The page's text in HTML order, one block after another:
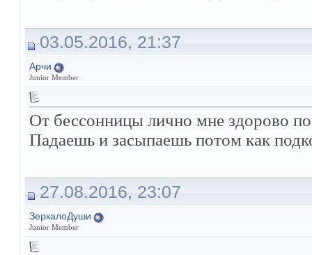
03.05.2016, 21:37
Арчи
Junior Member
От бессонницы лично мне здорово
Падаешь и засыпаешь потом как
27.08.2016, 23:07
ЗеркалоДуши
Junior Member